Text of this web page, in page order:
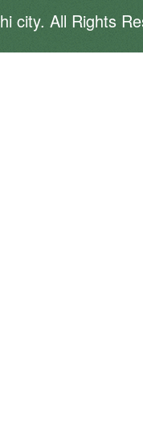
city. All Rights